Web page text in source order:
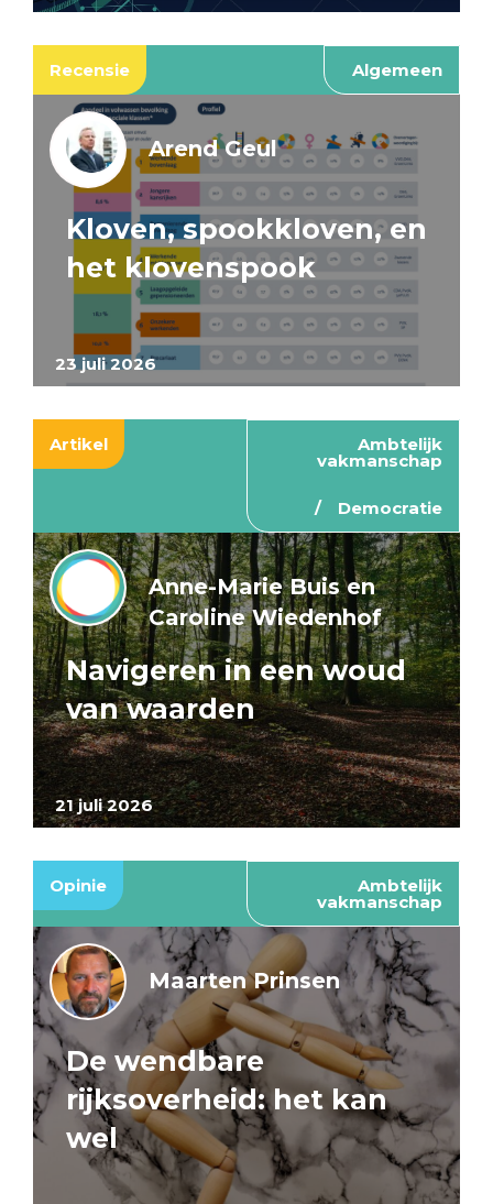
Recensie Algemeen
23 juli 2026
Arend Geul
Kloven, spookkloven, en
het klovenspook
Artikel Ambtelijk
vakmanschap
Democratie
21 juli 2026
Anne-Marie Buis en
Caroline Wiedenhof
Navigeren in een woud
van waarden
Opinie Ambtelijk
vakmanschap
Maarten Prinsen
De wendbare
rijksoverheid: het kan
wel